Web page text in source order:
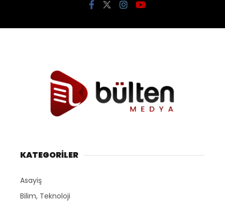
KATEGORİLER
Asayiş
Bilim, Teknoloji